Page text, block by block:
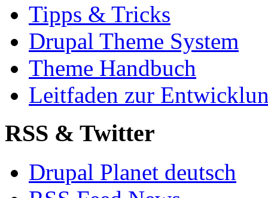
Tipps & Tricks
Drupal Theme System
Theme Handbuch
Leitfaden zur
RSS & Twitter
Drupal Planet deutsch